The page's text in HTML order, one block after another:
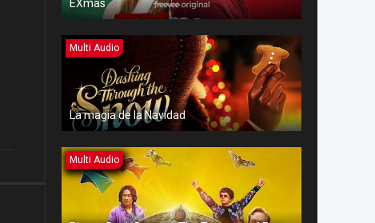
EXmas
Multi Audio
La magia de la Navidad
Multi Audio